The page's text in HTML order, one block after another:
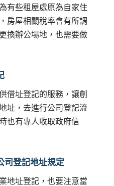
有些租屋處原為自家住
房屋相關稅率會有所調
換辦公場地，也需要做
借址登記的服務，讓創
址，去進行公司登記流
也有專人收取政府信
司登記地址規定
地址登記，也要注意當